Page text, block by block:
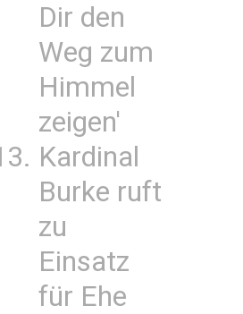
Dir den
Weg zum
Himmel
zeigen'
Kardinal
Burke ruft
zu
Einsatz
für Ehe